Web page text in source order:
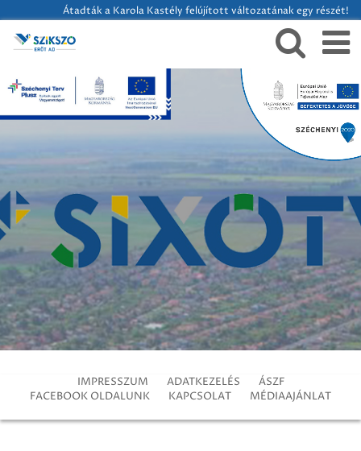
Átadták a Karola Kastély felújított változatának egy részét!
IMPRESSZUM ADATKEZELÉS
ÁSZF
FACEBOOK OLDALUNK
KAPCSOLAT MÉDIAAJÁNLAT